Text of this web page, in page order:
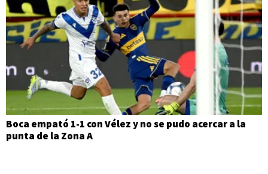
Boca empató 1-1 con Vélez y no se pudo acercar a la
punta de la Zona A